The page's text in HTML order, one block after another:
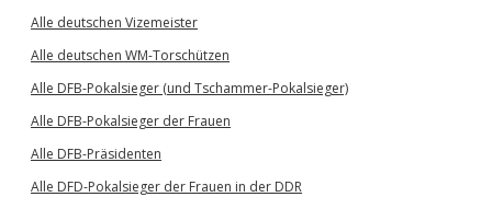
Alle deutschen Vizemeister
Alle deutschen WM-Torschützen
Alle DFB-Pokalsieger (und Tschammer-Pokalsieger)
Alle DFB-Pokalsieger der Frauen
Alle DFB-Präsidenten
Alle DFD-Pokalsieger der Frauen in der DDR